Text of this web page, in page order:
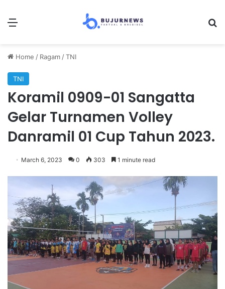
Home / Ragam /TNI
TNI
Koramil 0909-01 Sangatta
Gelar Turnamen Volley
Danramil 01 Cup Tahun 2023.
March 6, 2023 0 303 1 minute read